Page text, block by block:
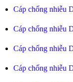
Cáp chống nhiễu
Cáp chống nhiễu
Cáp chống nhiễu
Cáp chống nhiễu